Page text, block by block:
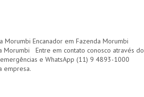
Encanador em Fazenda Morumbi
Morumbi Entre em contato conosco através do
e WhatsApp (11) 9 4893-1000
empresa.